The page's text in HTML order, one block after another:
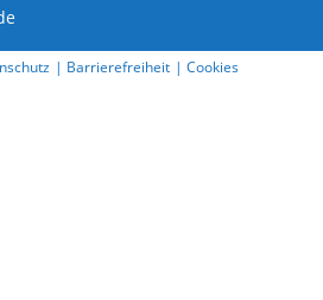
| Barrierefreiheit | Cookies